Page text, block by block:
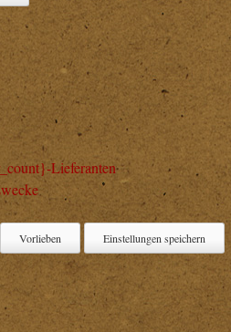
Lieferanten
Vorlieben Einstellungen speichern